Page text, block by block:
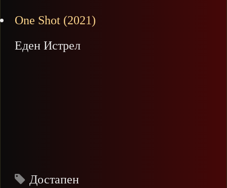
One Shot (2021)
Еден Истрел
Достапен